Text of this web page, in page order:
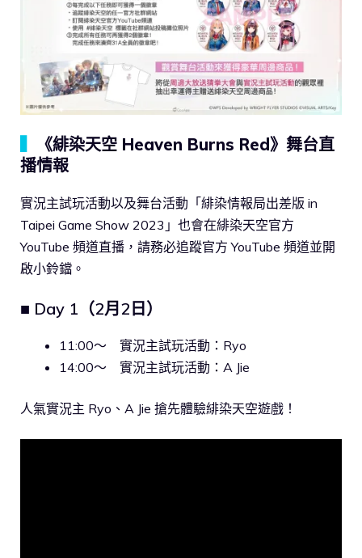
《緋染天空 Heaven Burns Red》舞台直
播情報
實況主試玩活動以及舞台活動「緋染情報局出差版 in
Taipei Game Show 2023」也會在緋染天空官方
YouTube 頻道直播，請務必追蹤官方 YouTube 頻道並開
啟小鈴鐺。
■ Day 1（2月2日）
11:00〜 實況主試玩活動：Ryo
14:00〜 實況主試玩活動：A Jie
人氣實況主 Ryo、A Jie 搶先體驗緋染天空遊戲！